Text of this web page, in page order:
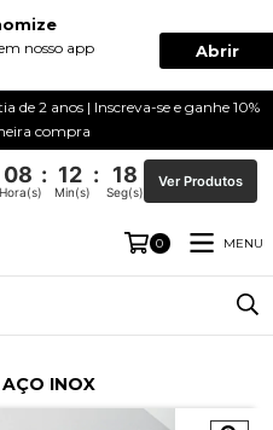
nosso app Abrir
de 2 anos | Inscreva-se e ganhe 10%
compra
08 : 12 : 17
Hora(s) Min(s) Seg(s)
Ver Produtos
0 MENU
INOX